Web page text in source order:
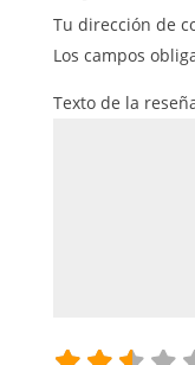
Tu dirección de
Los campos
Texto de la